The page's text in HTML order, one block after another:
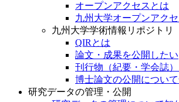
オープンアクセスとは
九州大学オープンアク
九州大学学術情報リポジトリ
QIRとは
論文・成果を公開したい
刊行物（紀要・学会誌
博士論文の公開につい
研究データの管理・公開